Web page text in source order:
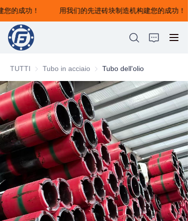
的成功！
用我们的先进砖块制造机构建您的成功！
用我们的先进砖块制造
机构建您的成功！
TUTTI Tubo in acciaio Tubo in acciaio
Tubo dell'olio
HOME
CHI SIAMO
PRODOTTI
NOTIZIE
CONTATTACI
FEEDBACK